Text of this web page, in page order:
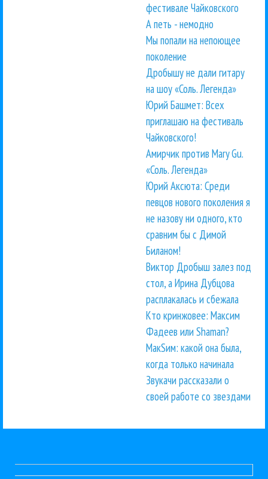
фестивале Чайковского
А петь - немодно
Мы попали на непоющее
поколение
Дробышу не дали гитару
на шоу «Соль. Легенда»
Юрий Башмет: Всех
приглашаю на фестиваль
Чайковского!
Амирчик против Mary Gu.
«Соль. Легенда»
Юрий Аксюта: Среди
певцов нового поколения я
не назову ни одного, кто
сравним бы с Димой
Биланом!
Виктор Дробыш залез под
стол, а Ирина Дубцова
расплакалась и сбежала
Кто кринжовее: Максим
Фадеев или Shaman?
МакSим: какой она была,
когда только начинала
Звукачи рассказали о
своей работе со звездами